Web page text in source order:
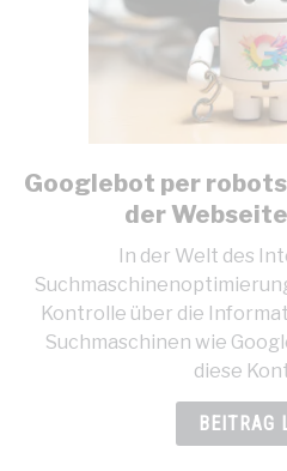
to
Googlebot per
der
In der Welt des
Kontrolle über die
Suchmaschinen wie
diese
BEITRAG